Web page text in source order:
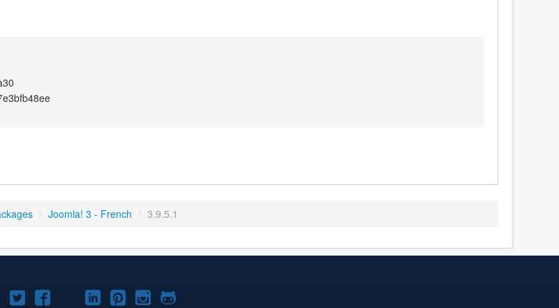
/ Joomla! 3 - French / 3.9.5.1
Joomla!Joomla!Joomla!
Joomla!Joomla!
Joomla!Joomla!